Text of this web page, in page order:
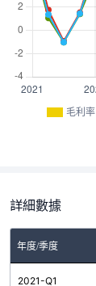
毛利率
詳細數據
年度/季度
2021-Q1